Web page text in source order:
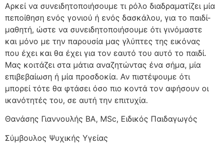
Αρκεί να συνειδητοποιήσουμε τι ρόλο διαδραματίζει μία
πεποίθηση ενός γονιού ή ενός δασκάλου, για το παιδί-
μαθητή, ώστε να συνειδητοποιήσουμε ότι γινόμαστε
και μόνο με την παρουσία μας γλύπτες της εικόνας
που έχει και θα έχει για τον εαυτό του αυτό το παιδί.
Μας κοιτάζει στα μάτια αναζητώντας ένα σήμα, μία
επιβεβαίωση ή μία προσδοκία. Αν πιστέψουμε ότι
μπορεί τότε θα φτάσει όσο πιο κοντά τον αφήσουν οι
ικανότητές του, σε αυτή την επιτυχία.
Θανάσης Γιαννουλής BA, MSc, Ειδικός Παιδαγωγός
Σύμβουλος Ψυχικής Υγείας